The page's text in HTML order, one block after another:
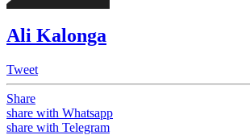
Ali Kalonga
Tweet
Share
share with Whatsapp
share with Telegram